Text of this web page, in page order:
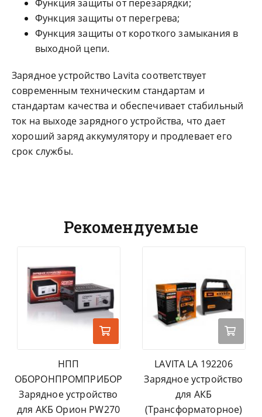
Функция защиты от перезарядки;
Функция защиты от перегрева;
Функция защиты от короткого замыкания в
выходной цепи.
Зарядное устройство Lavita соответствует
современным техническим стандартам и
стандартам качества и обеспечивает стабильный
ток на выходе зарядного устройства, что дает
хороший заряд аккумулятору и продлевает его
срок службы.
Рекомендуемые
НПП
ОБОРОНПРОМПРИБОР
Зарядное устройство
для АКБ Орион PW270
LAVITA LA 192206
Зарядное устройство
для АКБ
(Трансформаторное)